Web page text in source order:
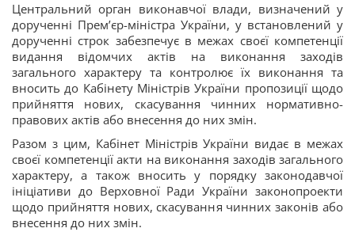
Центральний орган виконавчої влади, визначений у
дорученні Прем’єр-міністра України, у встановлений у
дорученні строк забезпечує в межах своєї компетенції
видання відомчих актів на виконання заходів
загального характеру та контролює їх виконання та
вносить до Кабінету Міністрів України пропозиції щодо
прийняття нових, скасування чинних нормативно-
правових актів або внесення до них змін.
Разом з цим, Кабінет Міністрів України видає в межах
своєї компетенції акти на виконання заходів загального
характеру, а також вносить у порядку законодавчої
ініціативи до Верховної Ради України законопроекти
щодо прийняття нових, скасування чинних законів або
внесення до них змін.